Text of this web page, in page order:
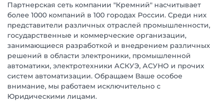
Партнерская сеть компании "Кремний" насчитывает
более 1000 компаний в 100 городах России. Среди них
представители различных отраслей промышленности,
государственные и коммерческие организации,
занимающиеся разработкой и внедрением различных
решений в области электроники, промышленной
автоматики, электротехники АСКУЭ, АСУНО и прочих
систем автоматизации. Обращаем Ваше особое
внимание, мы работаем исключительно с
Юридическими лицами.